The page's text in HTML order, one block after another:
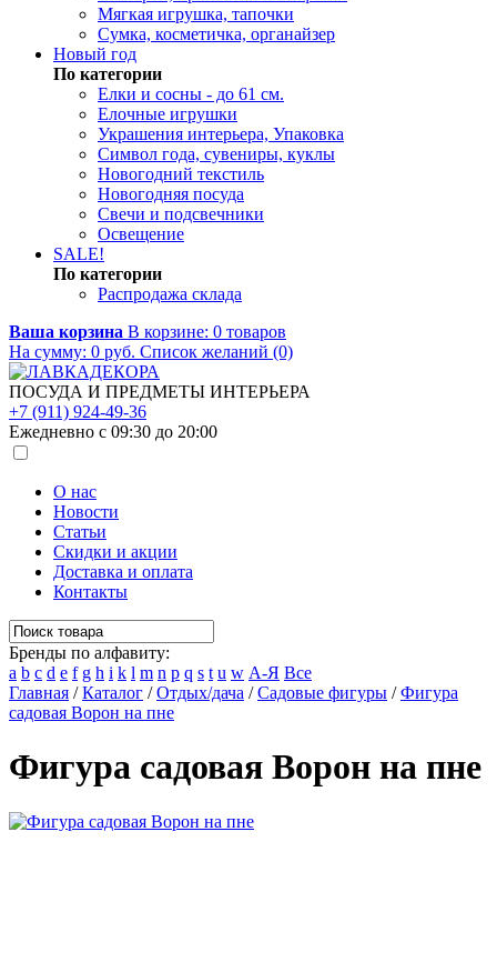
Мягкая игрушка, тапочки
Сумка, косметичка, органайзер
Новый год
По категории
Елки и сосны - до 61 см.
Елочные игрушки
Украшения интерьера, Упаковка
Символ года, сувениры, куклы
Новогодний текстиль
Новогодняя посуда
Свечи и подсвечники
Освещение
SALE!
По категории
Распродажа склада
Ваша корзина В корзине: 0 товаров
На сумму: 0 руб. Список желаний (0)
ПОСУДА И ПРЕДМЕТЫ ИНТЕРЬЕРА
+7 (911) 924-49-36
Ежедневно с 09:30 до 20:00
О нас
Новости
Статьи
Скидки и акции
Доставка и оплата
Контакты
Бренды по алфавиту:
a b c d e f g h i k l m n p q s t u w А-Я Все
Главная /Каталог /Отдых/дача /Садовые фигуры /Фигура
садовая Ворон на пне
Фигура садовая Ворон на пне